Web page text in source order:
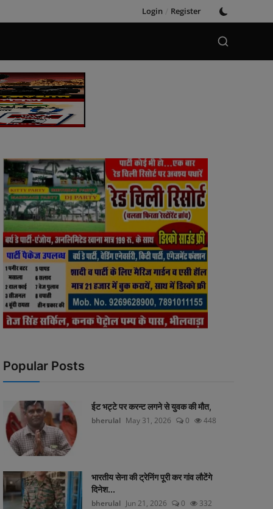
Login / Register
Popular Posts
ईट भट्टे पर करन्ट लगने से युवक की मौत,
bherulal May 31, 2026 0 448
भारतीय सेना की ट्रेनिंग पूरी कर गांव लौटेंगे
दिनेश...
bherulal Jun 21, 2026 0 332